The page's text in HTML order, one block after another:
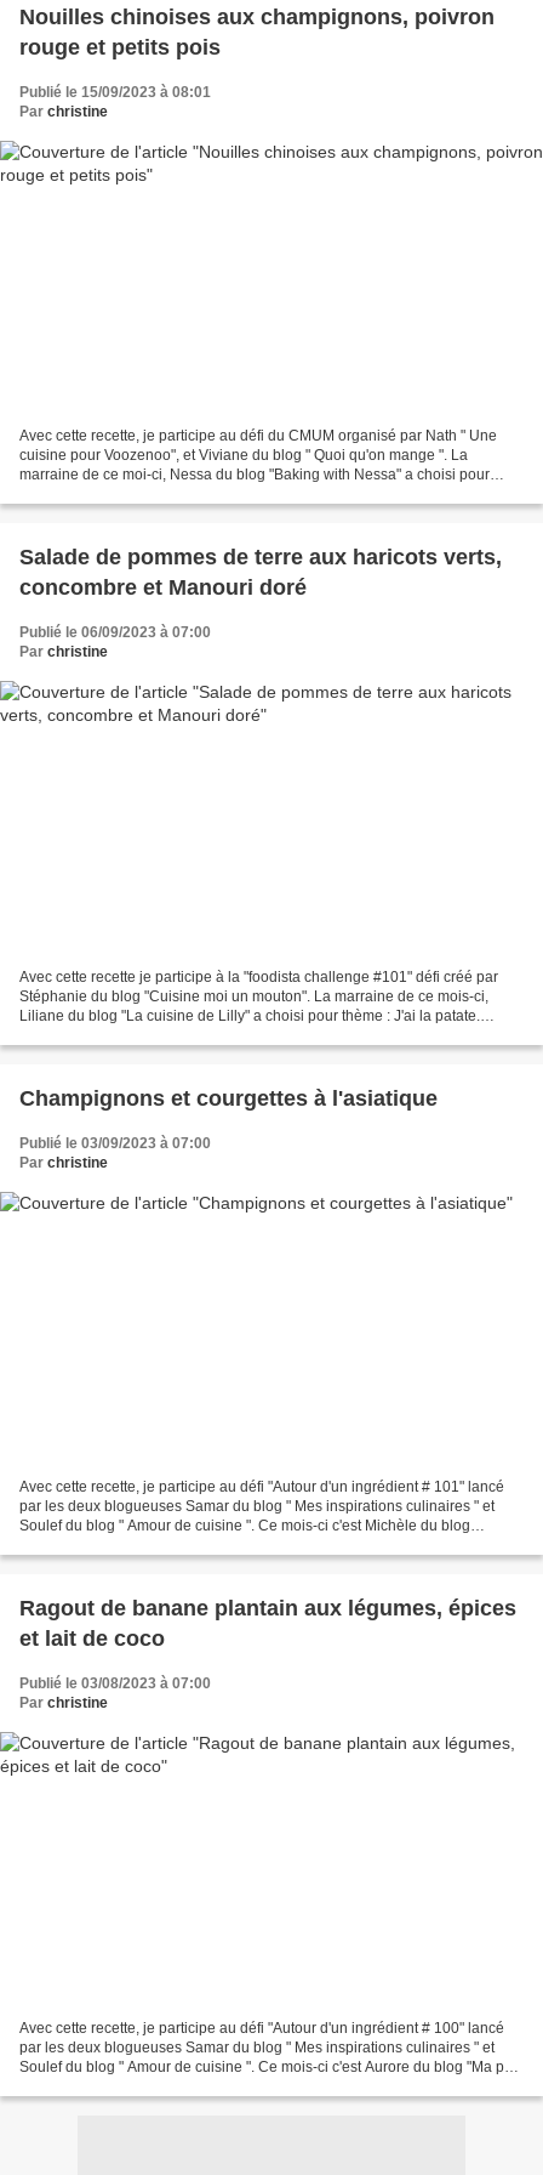
Nouilles chinoises aux champignons, poivron
rouge et petits pois
Publié le 15/09/2023 à 08:01
Par christine
Avec cette recette, je participe au défi du CMUM organisé par Nath " Une
cuisine pour Voozenoo", et Viviane du blog " Quoi qu'on mange ". La
marraine de ce moi-ci, Nessa du blog "Baking with Nessa" a choisi pour
Salade de pommes de terre aux haricots verts,
concombre et Manouri doré
Publié le 06/09/2023 à 07:00
Par christine
Avec cette recette je participe à la "foodista challenge #101" défi créé par
Stéphanie du blog "Cuisine moi un mouton". La marraine de ce mois-ci,
Liliane du blog "La cuisine de Lilly" a choisi pour thème : J'ai la patate.
Champignons et courgettes à l'asiatique
Publié le 03/09/2023 à 07:00
Par christine
Avec cette recette, je participe au défi "Autour d'un ingrédient # 101" lancé
par les deux blogueuses Samar du blog " Mes inspirations culinaires " et
Soulef du blog " Amour de cuisine ". Ce mois-ci c'est Michèle du blog
Ragout de banane plantain aux légumes, épices
et lait de coco
Publié le 03/08/2023 à 07:00
Par christine
Avec cette recette, je participe au défi "Autour d'un ingrédient # 100" lancé
par les deux blogueuses Samar du blog " Mes inspirations culinaires " et
Soulef du blog " Amour de cuisine ". Ce mois-ci c'est Aurore du blog "Ma part